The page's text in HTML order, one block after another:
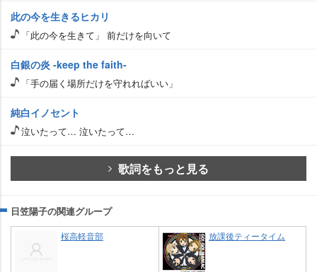
此の今を生きるヒカリ
「此の今を生きて」 前だけを向いて
白銀の炎 -keep the faith-
「手の届く場所だけを守れればいい」
純白イノセント
泣いたって… 泣いたって…
歌詞をもっと見る
日笠陽子の関連グループ
桜高軽音部 放課後ティータイム